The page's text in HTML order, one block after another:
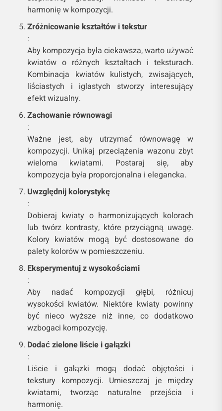
harmonię w kompozycji.
Zróżnicowanie kształtów i tekstur
:
Aby kompozycja była ciekawsza, warto używać
kwiatów o różnych kształtach i teksturach.
Kombinacja kwiatów kulistych, zwisających,
liściastych i iglastych stworzy interesujący
efekt wizualny.
Zachowanie równowagi
:
Ważne jest, aby utrzymać równowagę w
kompozycji. Unikaj przeciążenia wazonu zbyt
wieloma kwiatami. Postaraj się, aby
kompozycja była proporcjonalna i elegancka.
Uwzględnij kolorystykę
:
Dobieraj kwiaty o harmonizujących kolorach
lub twórz kontrasty, które przyciągną uwagę.
Kolory kwiatów mogą być dostosowane do
palety kolorów w pomieszczeniu.
Eksperymentuj z wysokościami
:
Aby nadać kompozycji głębi, różnicuj
wysokości kwiatów. Niektóre kwiaty powinny
być nieco wyższe niż inne, co dodatkowo
wzbogaci kompozycję.
Dodać zielone liście i gałązki
:
Liście i gałązki mogą dodać objętości i
tekstury kompozycji. Umieszczaj je między
kwiatami, tworząc naturalne przejścia i
harmonię.